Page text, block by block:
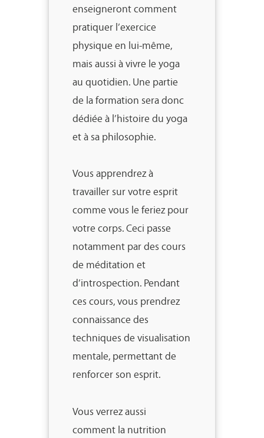
enseigneront comment
pratiquer l’exercice
physique en lui-même,
mais aussi à vivre le yoga
au quotidien. Une partie
de la formation sera donc
dédiée à l’histoire du yoga
et à sa philosophie.
Vous apprendrez à
travailler sur votre esprit
comme vous le feriez pour
votre corps. Ceci passe
notamment par des cours
de méditation et
d’introspection. Pendant
ces cours, vous prendrez
connaissance des
techniques de visualisation
mentale, permettant de
renforcer son esprit.
Vous verrez aussi
comment la nutrition